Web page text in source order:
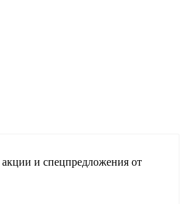
и спецпредложения от